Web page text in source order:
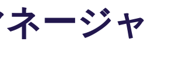
ージャ